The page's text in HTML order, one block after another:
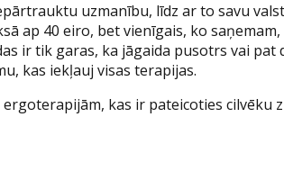
uzmanību, līdz ar to savu
ap 40 eiro, bet vienīgais, ko
ir tik garas, ka jāgaida pusotrs vai
kas iekļauj visas terapijas.
kas ir pateicoties cilvēku